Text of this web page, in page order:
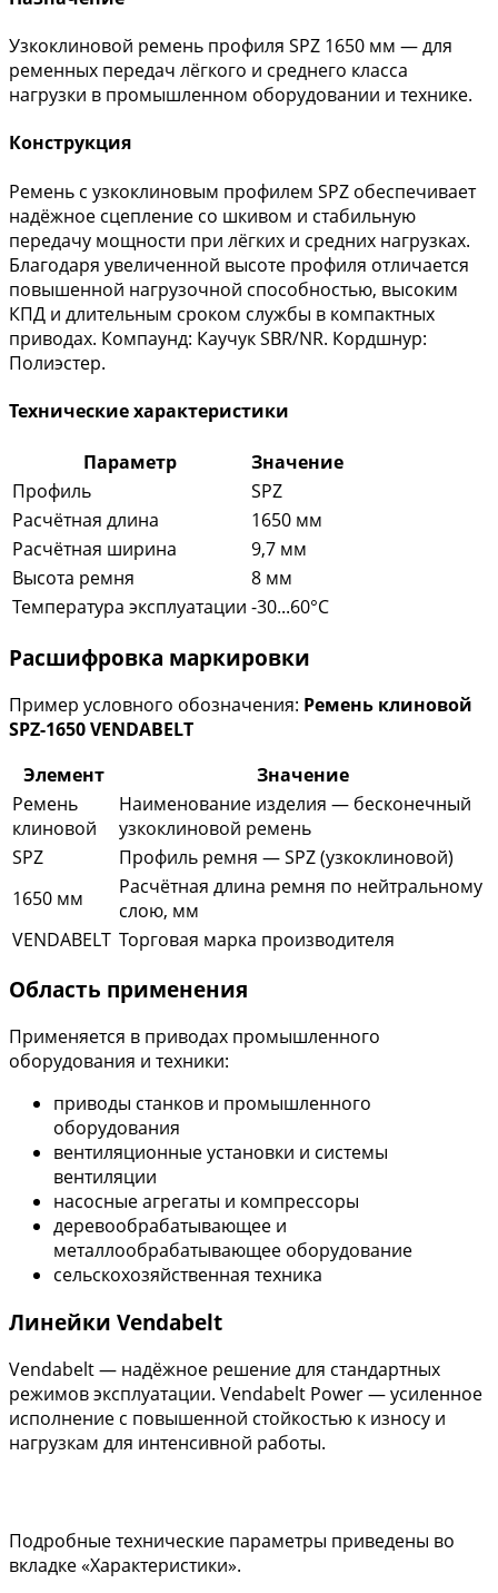
Узкоклиновой ремень профиля SPZ 1650 мм — для
ременных передач лёгкого и среднего класса
нагрузки в промышленном оборудовании и технике.
Конструкция
Ремень с узкоклиновым профилем SPZ обеспечивает
надёжное сцепление со шкивом и стабильную
передачу мощности при лёгких и средних нагрузках.
Благодаря увеличенной высоте профиля отличается
повышенной нагрузочной способностью, высоким
КПД и длительным сроком службы в компактных
приводах. Компаунд: Каучук SBR/NR. Кордшнур:
Полиэстер.
Технические характеристики
Параметр
Значение
Профиль
SPZ
Расчётная длина
1650 мм
Расчётная ширина
9,7 мм
Высота ремня
8 мм
Температура эксплуатации -30...60°C
Расшифровка маркировки
Пример условного обозначения: Ремень клиновой
SPZ-1650 VENDABELT
Элемент
Значение
Ремень
клиновой
Наименование изделия — бесконечный
узкоклиновой ремень
SPZ
Профиль ремня — SPZ (узкоклиновой)
1650 мм
Расчётная длина ремня по нейтральному
слою, мм
VENDABELT Торговая марка производителя
Область применения
Применяется в приводах промышленного
оборудования и техники:
приводы станков и промышленного
оборудования
вентиляционные установки и системы
вентиляции
насосные агрегаты и компрессоры
деревообрабатывающее и
металлообрабатывающее оборудование
сельскохозяйственная техника
Линейки Vendabelt
Vendabelt — надёжное решение для стандартных
режимов эксплуатации. Vendabelt Power — усиленное
исполнение с повышенной стойкостью к износу и
нагрузкам для интенсивной работы.
Подробные технические параметры приведены во
вкладке «Характеристики».